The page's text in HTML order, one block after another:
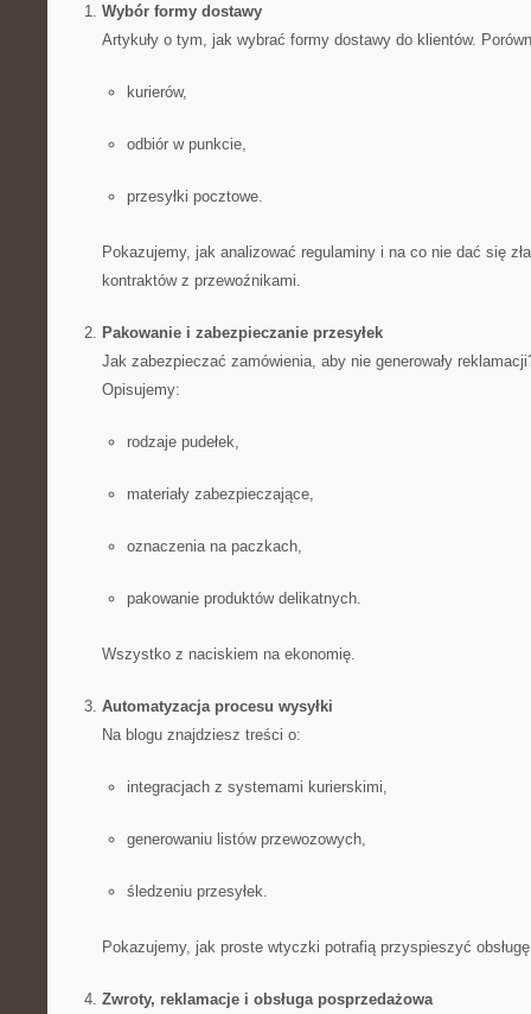
Wybór formy dostawy
Artykuły o tym, jak wybrać formy dostawy do klientów.
kurierów,
odbiór w punkcie,
przesyłki pocztowe.
Pokazujemy, jak analizować regulaminy i na co nie dać się
kontraktów z przewoźnikami.
Pakowanie i zabezpieczanie przesyłek
Jak zabezpieczać zamówienia, aby nie generowały
Opisujemy:
rodzaje pudełek,
materiały zabezpieczające,
oznaczenia na paczkach,
pakowanie produktów delikatnych.
Wszystko z naciskiem na ekonomię.
Automatyzacja procesu wysyłki
Na blogu znajdziesz treści o:
integracjach z systemami kurierskimi,
generowaniu listów przewozowych,
śledzeniu przesyłek.
Pokazujemy, jak proste wtyczki potrafią przyspieszyć
Zwroty, reklamacje i obsługa posprzedażowa